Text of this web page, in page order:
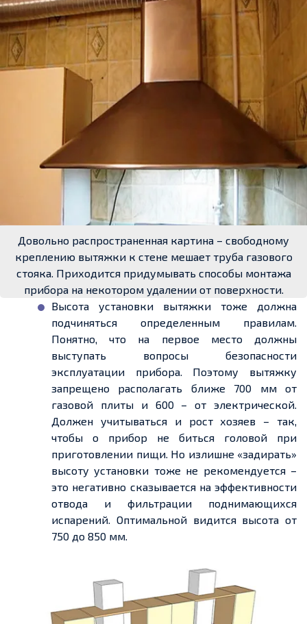
Довольно распространенная картина – свободному
креплению вытяжки к стене мешает труба газового
стояка. Приходится придумывать способы монтажа
прибора на некотором удалении от поверхности.
Высота установки вытяжки тоже должна
подчиняться определенным правилам.
Понятно, что на первое место должны
выступать вопросы безопасности
эксплуатации прибора. Поэтому вытяжку
запрещено располагать ближе 700 мм от
газовой плиты и 600 – от электрической.
Должен учитываться и рост хозяев – так,
чтобы о прибор не биться головой при
приготовлении пищи. Но излишне «задирать»
высоту установки тоже не рекомендуется –
это негативно сказывается на эффективности
отвода и фильтрации поднимающихся
испарений. Оптимальной видится высота от
750 до 850 мм.